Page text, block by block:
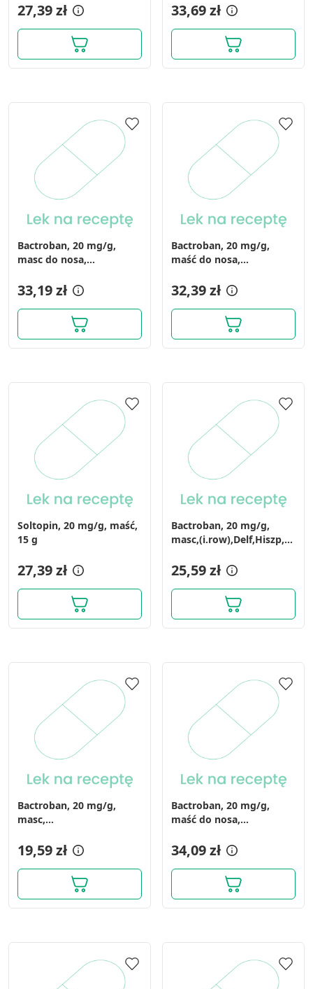
27,39 zł 33,69 zł
Bactroban, 20 mg/g,
masc do nosa,
33,19 zł
Bactroban, 20 mg/g,
maść do nosa,
32,39 zł
Soltopin, 20 mg/g, maść,
15 g
27,39 zł
Bactroban, 20 mg/g,
masc,(i.row),Delf,Hiszp,
25,59 zł
Bactroban, 20 mg/g,
masc,
15 g
19,59 zł
Bactroban, 20 mg/g,
maść do nosa,
34,09 zł